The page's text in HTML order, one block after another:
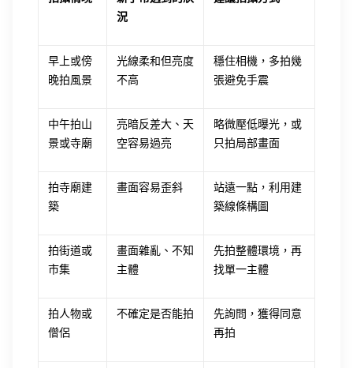
況
早上或傍
晚拍風景
光線柔和但亮度
不高
穩住相機，多拍幾
張避免手震
中午拍山
景或寺廟
亮暗反差大、天
空容易過亮
略微壓低曝光，或
只拍局部畫面
拍寺廟建
築
畫面容易歪斜
站遠一點，利用建
築線條構圖
拍街道或
市集
畫面雜亂、不知
主體
先拍整體環境，再
找單一主體
拍人物或
僧侶
不確定是否能拍
先詢問，獲得同意
再拍